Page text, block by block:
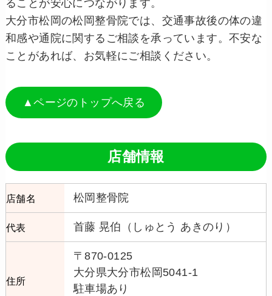
ることが安心につながります。
大分市松岡の松岡整骨院では、交通事故後の体の違
和感や通院に関するご相談を承っています。不安な
ことがあれば、お気軽にご相談ください。
▲ページのトップへ戻る
店舗情報
店舗名 松岡整骨院
代表 首藤 晃伯（しゅとう あきのり）
住所
〒870-0125
大分県大分市松岡5041-1
駐車場あり